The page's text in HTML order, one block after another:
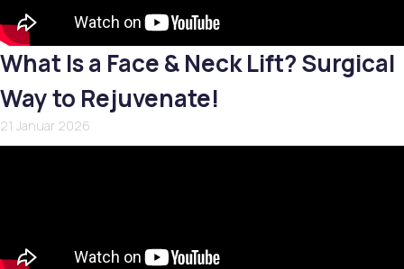
What Is a Face & Neck Lift? Surgical
Way to Rejuvenate!
21 Januar 2026